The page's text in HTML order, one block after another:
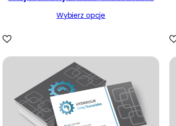
c
Wybierz opcje